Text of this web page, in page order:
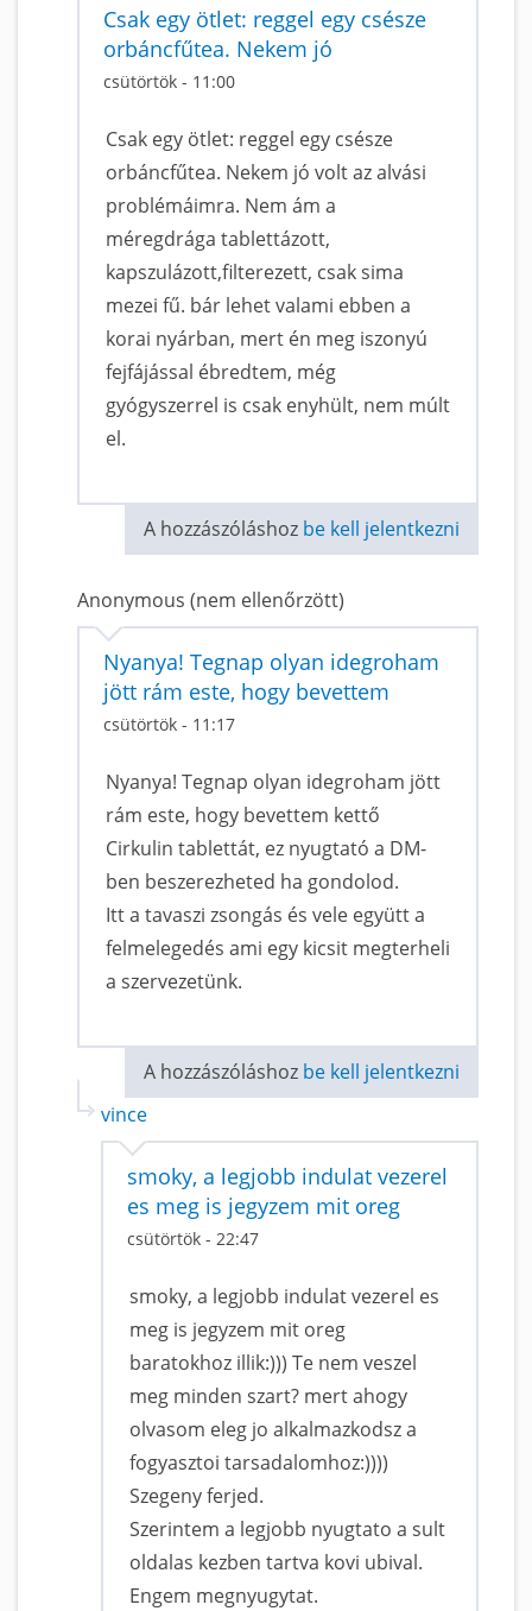
Csak egy ötlet: reggel egy csésze
orbáncfűtea. Nekem jó
csütörtök - 11:00
Csak egy ötlet: reggel egy csésze
orbáncfűtea. Nekem jó volt az alvási
problémáimra. Nem ám a
méregdrága tablettázott,
kapszulázott,filterezett, csak sima
mezei fű. bár lehet valami ebben a
korai nyárban, mert én meg iszonyú
fejfájással ébredtem, még
gyógyszerrel is csak enyhült, nem múlt
el.
A hozzászóláshoz be kell jelentkezni
Anonymous (nem ellenőrzött)
Nyanya! Tegnap olyan idegroham
jött rám este, hogy bevettem
csütörtök - 11:17
Nyanya! Tegnap olyan idegroham jött
rám este, hogy bevettem kettő
Cirkulin tablettát, ez nyugtató a DM-
ben beszerezheted ha gondolod.
Itt a tavaszi zsongás és vele együtt a
felmelegedés ami egy kicsit megterheli
a szervezetünk.
A hozzászóláshoz be kell jelentkezni
vince
smoky, a legjobb indulat vezerel
es meg is jegyzem mit oreg
csütörtök - 22:47
smoky, a legjobb indulat vezerel es
meg is jegyzem mit oreg
baratokhoz illik:))) Te nem veszel
meg minden szart? mert ahogy
olvasom eleg jo alkalmazkodsz a
fogyasztoi tarsadalomhoz:))))
Szegeny ferjed.
Szerintem a legjobb nyugtato a sult
oldalas kezben tartva kovi ubival.
Engem megnyugytat.